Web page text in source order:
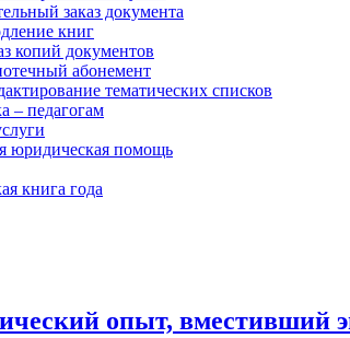
заказ документа
книг
копий документов
абонемент
тематических списков
– педагогам
юридическая помощь
книга года
опыт, вместивший